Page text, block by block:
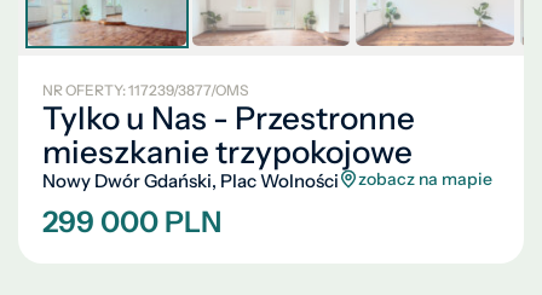
NR OFERTY: 117239/3877/OMS
Tylko u Nas - Przestronne
mieszkanie trzypokojowe
Nowy Dwór Gdański, Plac Wolności zobacz na mapie
299 000 PLN